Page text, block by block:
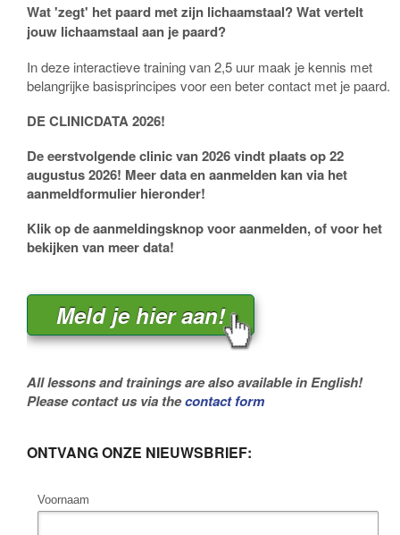
Wat 'zegt' het paard met zijn lichaamstaal? Wat vertelt
jouw lichaamstaal aan je paard?
In deze interactieve training van 2,5 uur maak je kennis met
belangrijke basisprincipes voor een beter contact met je paard.
DE CLINICDATA 2026!
De eerstvolgende clinic van 2026 vindt plaats op 22
augustus 2026! Meer data en aanmelden kan via het
aanmeldformulier hieronder!
Klik op de aanmeldingsknop voor aanmelden, of voor het
bekijken van meer data!
Meld je hier aan!
All lessons and trainings are also available in English!
Please contact us via thecontact form
ONTVANG ONZE NIEUWSBRIEF:
Voornaam